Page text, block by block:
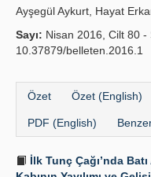
Ayşegül Aykurt, Hayat
Sayı: Nisan 2016, Cilt 80 -
10.37879/belleten.2016.1
Özet Özet (English)
PDF (English)
İlk Tunç Çağı’nda